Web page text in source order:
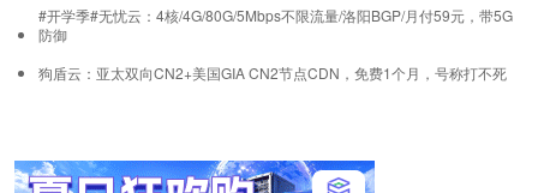
#开学季#无忧云：4核/4G/80G/5Mbps不限流量/洛阳BGP/月付59元，带5G
防御
狗盾云：亚太双向CN2+美国GIA CN2节点CDN，免费1个月，号称打不死